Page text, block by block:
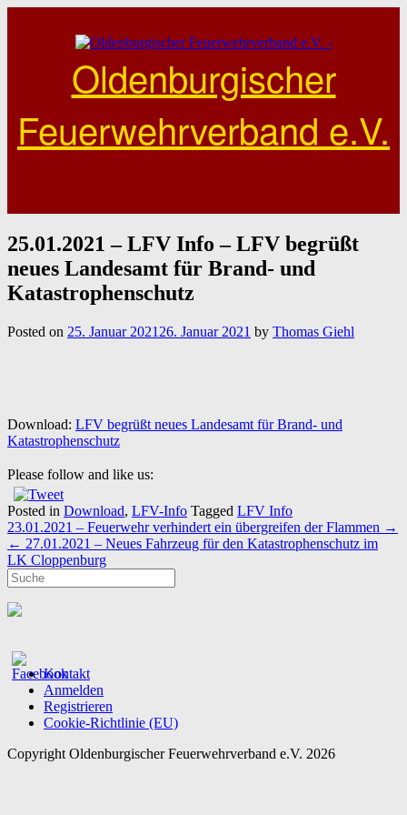
Oldenburgischer
Feuerwehrverband e.V.
25.01.2021 – LFV Info – LFV begrüßt
neues Landesamt für Brand- und
Katastrophenschutz
Posted on 25. Januar 2021 26. Januar 2021 by Thomas Giehl
Download: LFV begrüßt neues Landesamt für Brand- und
Katastrophenschutz
Please follow and like us:
Posted in Download, LFV-Info Tagged LFV Info
Post
navigation
23.01.2021 – Feuerwehr verhindert ein übergreifen der Flammen →
← 27.01.2021 – Neues Fahrzeug für den Katastrophenschutz im
LK Cloppenburg
Kontakt
Anmelden
Registrieren
Cookie-Richtlinie (EU)
Copyright Oldenburgischer Feuerwehrverband e.V. 2026